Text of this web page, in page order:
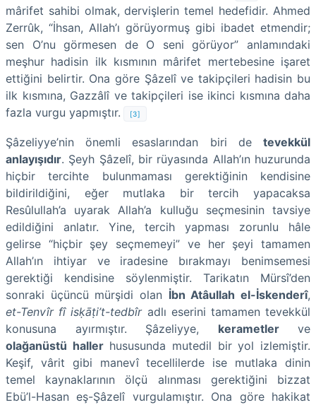
mârifet sahibi olmak, dervişlerin temel hedefidir. Ahmed
Zerrûk, “İhsan, Allah’ı görüyormuş gibi ibadet etmendir;
sen O’nu görmesen de O seni görüyor” anlamındaki
meşhur hadisin ilk kısmının mârifet mertebesine işaret
ettiğini belirtir. Ona göre Şâzelî ve takipçileri hadisin bu
ilk kısmına, Gazzâlî ve takipçileri ise ikinci kısmına daha
fazla vurgu yapmıştır.
[3]
Şâzeliyye’nin önemli esaslarından biri de tevekkül
anlayışıdır. Şeyh Şâzelî, bir rüyasında Allah’ın huzurunda
hiçbir tercihte bulunmaması gerektiğinin kendisine
bildirildiğini, eğer mutlaka bir tercih yapacaksa
Resûlullah’a uyarak Allah’a kulluğu seçmesinin tavsiye
edildiğini anlatır. Yine, tercih yapması zorunlu hâle
gelirse “hiçbir şey seçmemeyi” ve her şeyi tamamen
Allah’ın ihtiyar ve iradesine bırakmayı benimsemesi
gerektiği kendisine söylenmiştir. Tarikatın Mürsî’den
sonraki üçüncü mürşidi olan İbn Atâullah el-İskenderî,
et-Tenvîr fî isḳāṭi’t-tedbîradlı eserini tamamen tevekkül
konusuna ayırmıştır. Şâzeliyye, kerametlerve
olağanüstü hallerhususunda mutedil bir yol izlemiştir.
Keşif, vârit gibi manevî tecellilerde ise mutlaka dinin
temel kaynaklarının ölçü alınması gerektiğini bizzat
Ebü’l-Hasan eş-Şâzelî vurgulamıştır. Ona göre hakikat